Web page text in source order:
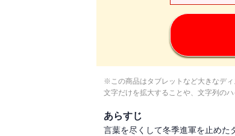
※この商品はタブレットなど大きなディ
文字だけを拡大することや、文字列の
あらすじ
言葉を尽くして冬季進軍を止めた